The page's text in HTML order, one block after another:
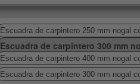
Escuadra de carpintero 250 mm nogal
Escuadra de carpintero 300 mm
Escuadra de carpintero 400 mm nogal
Escuadra de carpintero 300 mm nogal